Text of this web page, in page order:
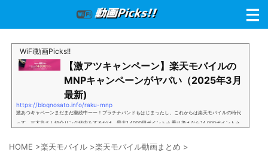
WiFi動画Picks!!
【激アツキャンペーン】楽天モバイルの
MNPキャンペーンがヤバい（2025年3月
最新)
https://blognosato.info/raku-mnp
激あつキャペーンまだまだ継続中ーー！プラチナバンドもはじまったし、これからは楽天モバイルの時代
っす。三木谷さん紹介リンク経由をするだけ。最大1,4000円ポイント→ 乗り換えなら14,000ポイント→
谷さんキャンペーン／2回線目以降でもOK再契約でもでもOK背水の陣の楽天モバイル。ついに「最後の賭
HOME >楽天モバイル >楽天モバイル動画まとめ >